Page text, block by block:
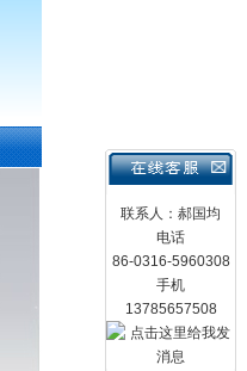
联系人：郝国均
电话
86-0316-5960308
手机
13785657508